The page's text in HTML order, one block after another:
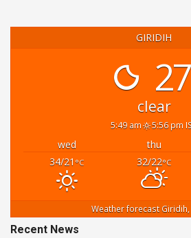
GIRIDIH
clear
5:49 am 5:56 pm
wed thu
34/21 °C 32/22°C
Weather forecast
Recent News